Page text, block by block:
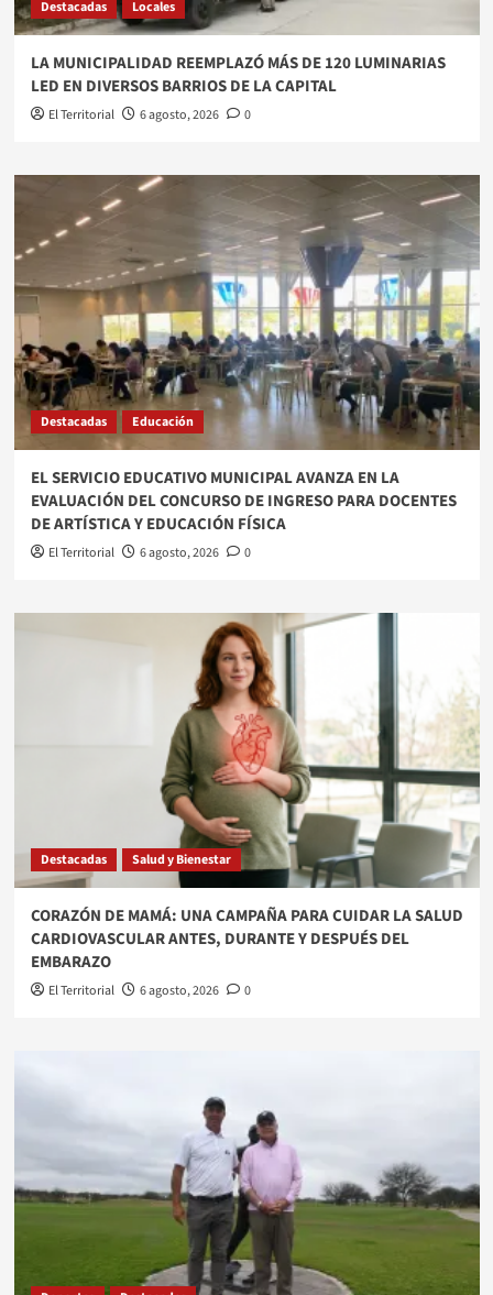
Destacadas Locales
LA MUNICIPALIDAD REEMPLAZÓ MÁS DE 120 LUMINARIAS
LED EN DIVERSOS BARRIOS DE LA CAPITAL
El Territorial 6 agosto, 2026 0
Destacadas Educación
EL SERVICIO EDUCATIVO MUNICIPAL AVANZA EN LA
EVALUACIÓN DEL CONCURSO DE INGRESO PARA DOCENTES
DE ARTÍSTICA Y EDUCACIÓN FÍSICA
El Territorial 6 agosto, 2026 0
Destacadas Salud y Bienestar
​CORAZÓN DE MAMÁ: UNA CAMPAÑA PARA CUIDAR LA SALUD
CARDIOVASCULAR ANTES, DURANTE Y DESPUÉS DEL
EMBARAZO
El Territorial 6 agosto, 2026 0